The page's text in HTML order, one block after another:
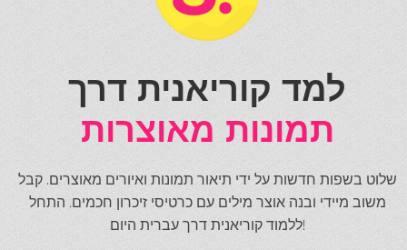
למד קוריאנית דרך
תמונות מאוצרות
שלוט בשפות חדשות על ידי תיאור תמונות ואיורים מאוצרים. קבל
משוב מיידי ובנה אוצר מילים עם כרטיסי זיכרון חכמים. התחל
ללמוד קוריאנית דרך עברית היום!